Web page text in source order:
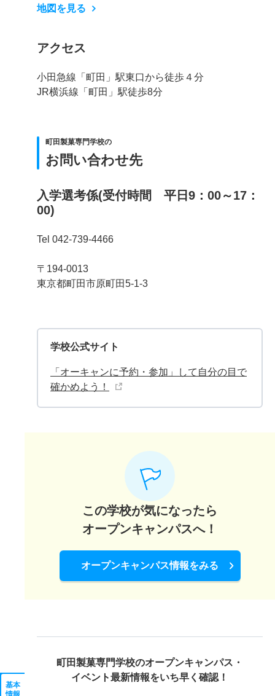
基本
情報
地図を見る
アクセス
小田急線「町田」駅東口から徒歩４分
JR横浜線「町田」駅徒歩8分
町田製菓専門学校の
お問い合わせ先
入学選考係(受付時間 平日9：00～17：
00)
Tel 042-739-4466
〒194-0013
東京都町田市原町田5-1-3
学校公式サイト
「オーキャンに予約・参加」して自分の目で
確かめよう！
この学校が気になったら
オープンキャンパスへ！
オープンキャンパス情報をみる
町田製菓専門学校のオープンキャンパス・
イベント最新情報をいち早く確認！